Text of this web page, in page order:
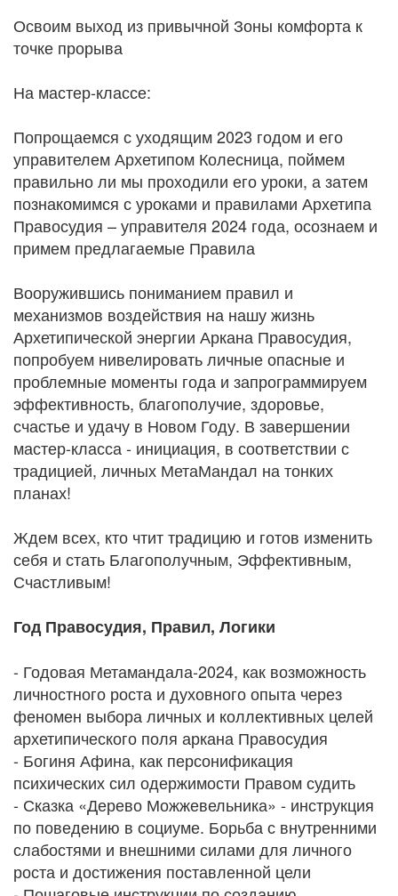
Освоим выход из привычной Зоны комфорта к
точке прорыва
На мастер-классе:
Попрощаемся с уходящим 2023 годом и его
управителем Архетипом Колесница, поймем
правильно ли мы проходили его уроки, а затем
познакомимся с уроками и правилами Архетипа
Правосудия – управителя 2024 года, осознаем и
примем предлагаемые Правила
Вооружившись пониманием правил и
механизмов воздействия на нашу жизнь
Архетипической энергии Аркана Правосудия,
попробуем нивелировать личные опасные и
проблемные моменты года и запрограммируем
эффективность, благополучие, здоровье,
счастье и удачу в Новом Году. В завершении
мастер-класса - инициация, в соответствии с
традицией, личных МетаМандал на тонких
планах!
Ждем всех, кто чтит традицию и готов изменить
себя и стать Благополучным, Эффективным,
Счастливым!
Год Правосудия, Правил, Логики
- Годовая Метамандала-2024, как возможность
личностного роста и духовного опыта через
феномен выбора личных и коллективных целей
архетипического поля аркана Правосудия
- Богиня Афина, как персонификация
психических сил одержимости Правом судить
- Сказка «Дерево Можжевельника» - инструкция
по поведению в социуме. Борьба с внутренними
слабостями и внешними силами для личного
роста и достижения поставленной цели